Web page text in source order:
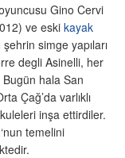
Gino Cervi
ve eski kayak
simge yapıları
degli Asinelli, her
hala San
Çağ’da varlıklı
inşa ettirdiler.
‘nun temelini